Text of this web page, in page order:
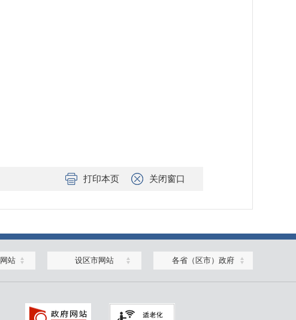
打印本页 关闭窗口
站 设区市网站 各省（区市）政府